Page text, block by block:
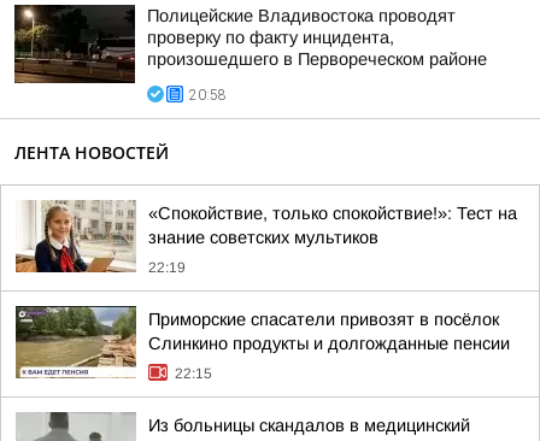
Полицейские Владивостока проводят
проверку по факту инцидента,
произошедшего в Первореческом районе
20:58
ЛЕНТА НОВОСТЕЙ
«Спокойствие, только спокойствие!»: Тест на
знание советских мультиков
22:19
Приморские спасатели привозят в посёлок
Слинкино продукты и долгожданные пенсии
22:15
Из больницы скандалов в медицинский